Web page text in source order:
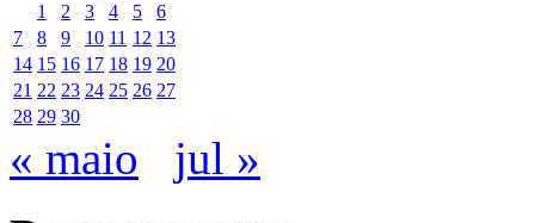
1
2 3 4 5
6
7
8 9 10 11 12 13
14 15 16 17 18 19 20
21 22 23 24 25 26 27
28 29 30
« maio jul »